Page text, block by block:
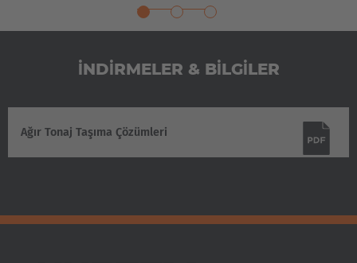
İNDIRMELER & BILGILER
Ağır Tonaj Taşıma Çözümleri